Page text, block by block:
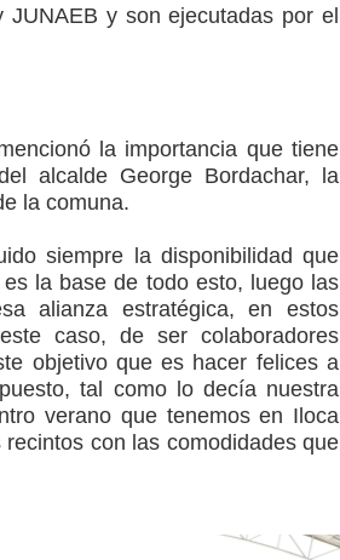
JUNAEB y son ejecutadas por el
la importancia que tiene
alcalde George Bordachar, la
la comuna.
siempre la disponibilidad que
la base de todo esto, luego las
alianza estratégica, en estos
caso, de ser colaboradores
objetivo que es hacer felices a
tal como lo decía nuestra
verano que tenemos en Iloca
con las comodidades que